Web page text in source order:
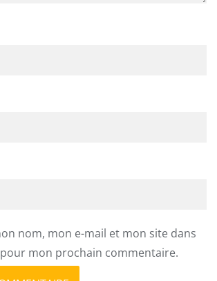
nom, mon e-mail et mon site dans
mon prochain commentaire.